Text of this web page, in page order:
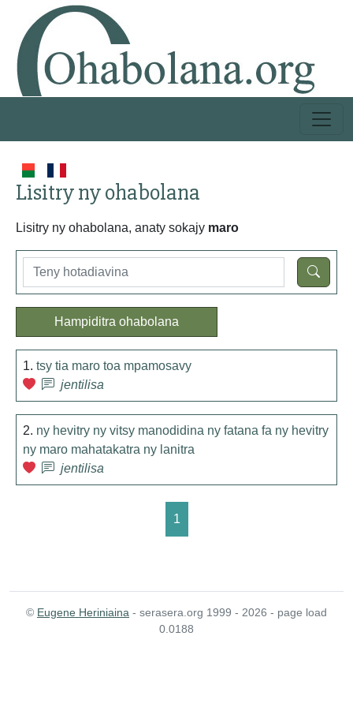
Lisitry ny ohabolana
Lisitry ny ohabolana, anaty sokajy maro
Hampiditra ohabolana
1. tsy tia maro toa mpamosavy
jentilisa
2. ny hevitry ny vitsy manodidina ny fatana fa ny hevitry
ny maro mahatakatra ny lanitra
jentilisa
1
© Eugene Heriniaina - serasera.org 1999 - 2026 - page load
0.0188